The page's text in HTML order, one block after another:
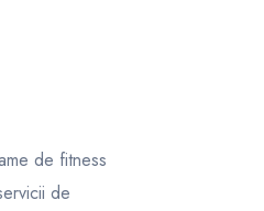
de fitness
de